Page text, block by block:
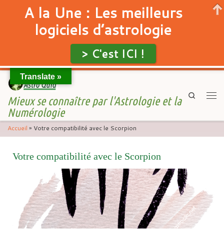
Skip to content
Mieux se connaître par l'Astrologie et la
Numérologie
Search
Accueil » Votre compatibilité avec le Scorpion
Votre compatibilité avec le Scorpion
Translate »
A la Une : Les meilleurs
logiciels d’astrologie
> C'est ICI !